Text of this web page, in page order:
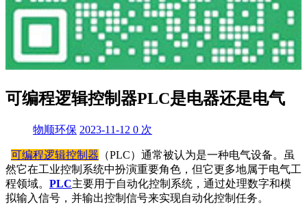
可编程逻辑控制器PLC是电器还是电气
物顺环保 2023-11-12 0 次
可编程逻辑控制器 （PLC）通常被认为是一种电气设备。虽
然它在工业控制系统中扮演重要角色，但它更多地属于电气工
程领域。 PLC主要用于自动化控制系统，通过处理数字和模
拟输入信号，并输出控制信号来实现自动化控制任务。